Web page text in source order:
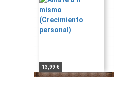
13,99 €